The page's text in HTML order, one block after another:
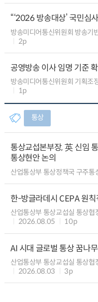
“‘2026 방송대상’ 국민심
방송미디어통신위원회 방송기
2p
공영방송 이사 임명 기준
방송미디어통신위원회 기획조
1p
통상
통상교섭본부장, 英 신임
통상현안 논의
산업통상부 통상정책국 구주통
한-방글라데시 CEPA 원칙
산업통상부 통상교섭실 통상
2026.08.05
10p
AI 시대 글로벌 통상 꿈나
산업통상부 통상교섭실 통상
2026.08.03
3p